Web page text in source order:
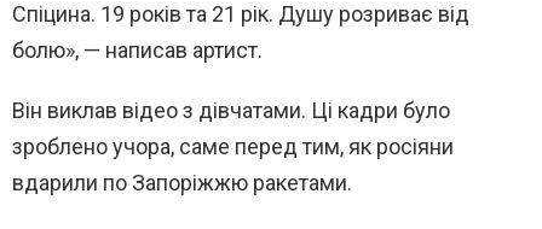
Спіцина. 19 років та 21 рік. Душу розриває від
болю», — написав артист.
Він виклав відео з дівчатами. Ці кадри було
зроблено учора, саме перед тим, як росіяни
вдарили по Запоріжжю ракетами.